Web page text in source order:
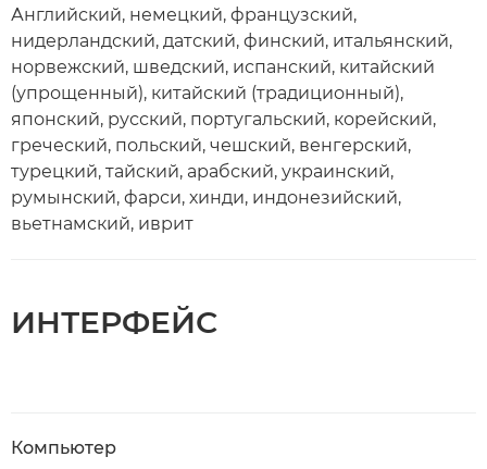
Английский, немецкий, французский,
нидерландский, датский, финский, итальянский,
норвежский, шведский, испанский, китайский
(упрощенный), китайский (традиционный),
японский, русский, португальский, корейский,
греческий, польский, чешский, венгерский,
турецкий, тайский, арабский, украинский,
румынский, фарси, хинди, индонезийский,
вьетнамский, иврит
ИНТЕРФЕЙС
Компьютер